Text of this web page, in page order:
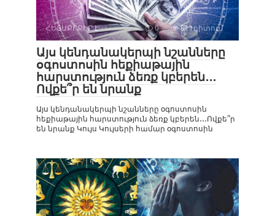
ՀԵՏԱՔՐՔԻՐ Է 0 811դիտում
Այս կենդանակերպի նշանները
օգոստոսին հեքիաթային
հարստություն ձեռք կբերեն․․․
Ովքե՞ր են նրանք
Այս կենդանակերպի նշանները օգոստոսին
հեքիաթային հարստություն ձեռք կբերեն․․․Ովքե՞ր
են նրանք Կույս Կույսերի համար օգոստոսին